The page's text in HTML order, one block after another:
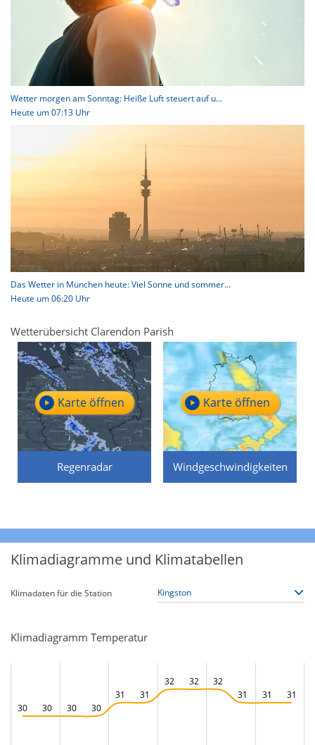
Wetter morgen am Sonntag: Heiße Luft steuert auf u...
Heute um 07:13 Uhr
Das Wetter in München heute: Viel Sonne und sommer...
Heute um 06:20 Uhr
Wetterübersicht Clarendon Parish
Regenradar
Karte öffnen
Windgeschwindigkeiten
Karte öffnen
Klimadiagramme und Klimatabellen
Klimadaten für die Station
Klimadiagramm Temperatur
30 30 30 30
31 31
32 32
32
31
31 31